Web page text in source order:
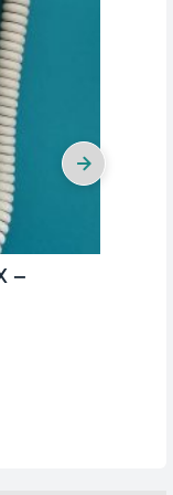
–